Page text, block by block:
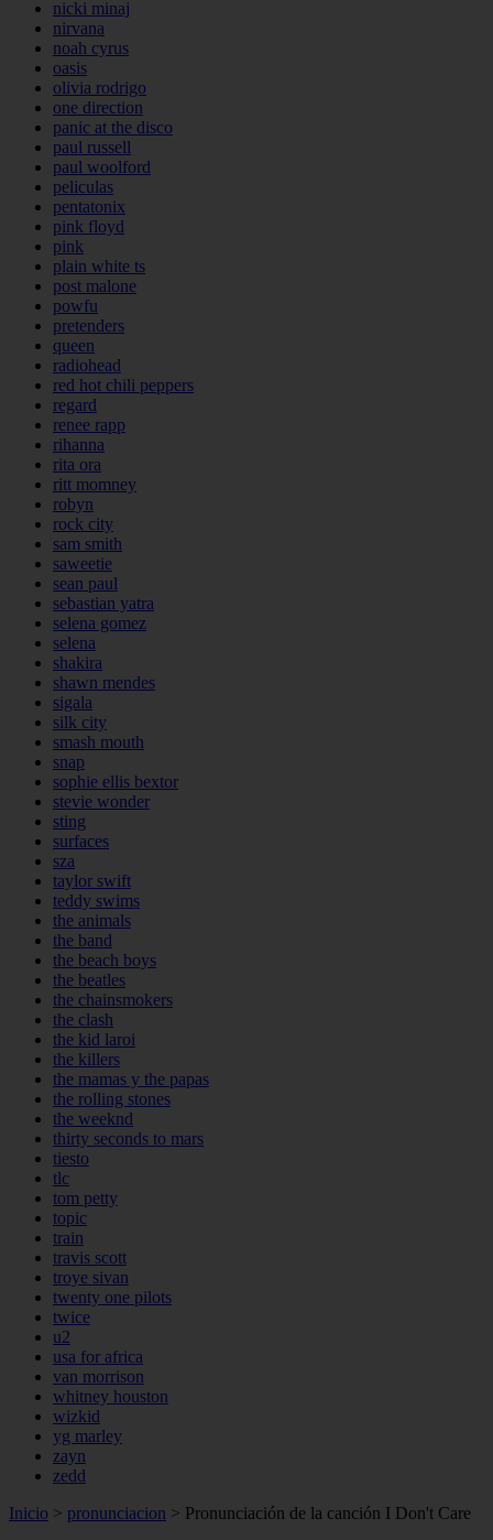
nicki minaj
nirvana
noah cyrus
oasis
olivia rodrigo
one direction
panic at the disco
paul russell
paul woolford
peliculas
pentatonix
pink floyd
pink
plain white ts
post malone
powfu
pretenders
queen
radiohead
red hot chili peppers
regard
renee rapp
rihanna
rita ora
ritt momney
robyn
rock city
sam smith
saweetie
sean paul
sebastian yatra
selena gomez
selena
shakira
shawn mendes
sigala
silk city
smash mouth
snap
sophie ellis bextor
stevie wonder
sting
surfaces
sza
taylor swift
teddy swims
the animals
the band
the beach boys
the beatles
the chainsmokers
the clash
the kid laroi
the killers
the mamas y the papas
the rolling stones
the weeknd
thirty seconds to mars
tiesto
tlc
tom petty
topic
train
travis scott
troye sivan
twenty one pilots
twice
u2
usa for africa
van morrison
whitney houston
wizkid
yg marley
zayn
zedd
Inicio > pronunciacion > Pronunciación de la canción I Don't Care